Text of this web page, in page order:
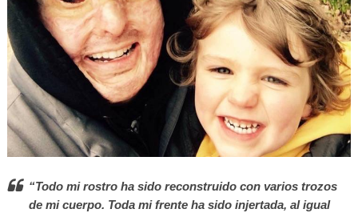
“Todo mi rostro ha sido reconstruido con varios trozos
de mi cuerpo. Toda mi frente ha sido injertada, al igual